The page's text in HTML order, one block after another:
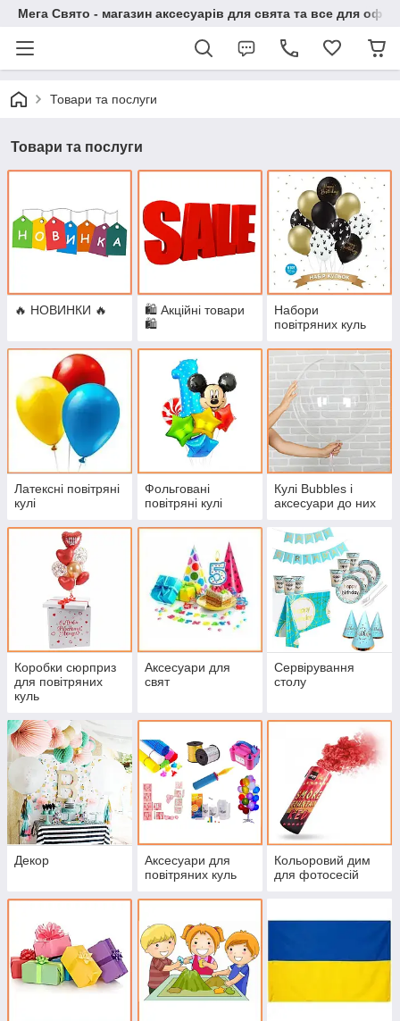
Мега Свято - магазин аксесуарів для свята та все для
Товари та послуги
Товари та послуги
🔥 НОВИНКИ 🔥
🛍 Акційні товари
🛍
Набори
повітряних куль
Латексні повітряні
кулі
Фольговані
повітряні кулі
Кулі Bubbles і
аксесуари до них
Коробки сюрприз
для повітряних
куль
Аксесуари для
свят
Сервірування
столу
Декор
Аксесуари для
повітряних куль
Кольоровий дим
для фотосесій